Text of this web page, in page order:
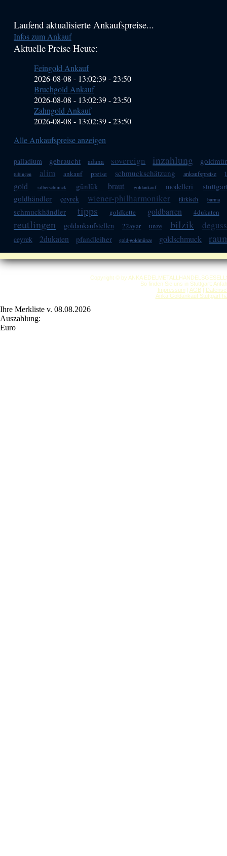
Haupt-
Sidebar
Laufend aktualisierte Ankaufspreise...
Infos zum Ankauf
Aktuelle Preise Heute:
Feingold Ankauf
2026-08-08 - 13:02:39-23:50
Bruchgold Ankauf
2026-08-08 - 13:02:39-23:50
Zahngold Ankauf
2026-08-08 - 13:02:39-23:50
Alle Ankaufspreise anzeigen
palladium gebraucht adana sovereign inzahlung
tübingen alim ankauf preise schmuckschätzung ankaufspreise
gold silberschmuck günlük braut goldankauf modelleri
goldhändler
çeyrek wiener-philharmoniker türkisch burma
schmuckhändler tipps goldkette goldbarren 4dukaten
reutlingen goldankaufstellen 22ayar unze bilzik
ceyrek 2dukaten pfandleiher gold-goldmünze goldschmuck
Copyright © by ANKA
So finden Sie uns in Stuttgart:
Impressum| AGB|
Anka Goldankauf Stuttgart
Ihre Merkliste v. 08.08.2026
Auszahlung:
Euro